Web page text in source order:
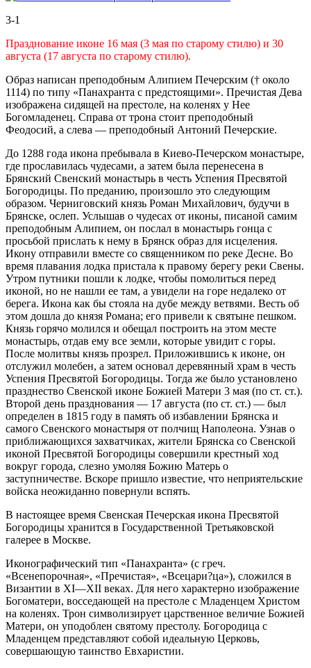
3-1
Празднование иконе 16 мая (3 мая по старому стилю) и 30
августа (17 августа по старому стилю).
Образ написан преподобным Алипием Печерским († около
1114) по типу «Панахранта с предстоящими». Пречистая Дева
изображена сидящей на престоле, на коленях у Нее
Богомладенец. Справа от трона стоит преподобный
Феодосий, а слева — преподобный Антоний Печерские.
До 1288 года икона пребывала в Киево-Печерском монастыре,
где прославилась чудесами, а затем была перенесена в
Брянский Свенский монастырь в честь Успения Пресвятой
Богородицы. По преданию, произошло это следующим
образом. Черниговский князь Роман Михайлович, будучи в
Брянске, ослеп. Услышав о чудесах от иконы, писаной самим
преподобным Алипием, он послал в монастырь гонца с
просьбой прислать к нему в Брянск образ для исцеления.
Икону отправили вместе со священником по реке Десне. Во
время плавания лодка пристала к правому берегу реки Свены.
Утром путники пошли к лодке, чтобы помолиться перед
иконой, но не нашли ее там, а увидели на горе недалеко от
берега. Икона как бы стояла на дубе между ветвями. Весть об
этом дошла до князя Романа; его привели к святыне пешком.
Князь горячо молился и обещал построить на этом месте
монастырь, отдав ему все земли, которые увидит с горы.
После молитвы князь прозрел. Приложившись к иконе, он
отслужил молебен, а затем основал деревянный храм в честь
Успения Пресвятой Богородицы. Тогда же было установлено
празднество Свенской иконе Божией Матери 3 мая (по ст. ст.).
Второй день празднования — 17 августа (по ст. ст.) — был
определен в 1815 году в память об избавлении Брянска и
самого Свенского монастыря от полчищ Наполеона. Узнав о
приближающихся захватчиках, жители Брянска со Свенской
иконой Пресвятой Богородицы совершили крестный ход
вокруг города, слезно умоляя Божию Матерь о
заступничестве. Вскоре пришло известие, что неприятельские
войска неожиданно повернули вспять.
В настоящее время Свенская Печерская икона Пресвятой
Богородицы хранится в Государственной Третьяковской
галерее в Москве.
Иконографический тип «Панахранта» (с греч.
«Всенепорочная», «Пречистая», «Всецари?ца»), сложился в
Византии в XI—XII веках. Для него характерно изображение
Богоматери, восседающей на престоле с Младенцем Христом
на коленях. Трон символизирует царственное величие Божией
Матери, он уподоблен святому престолу. Богородица с
Младенцем представляют собой идеальную Церковь,
совершающую таинство Евхаристии.